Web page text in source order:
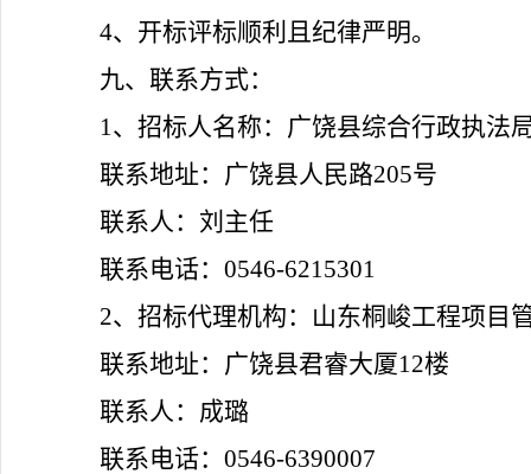
4、 开标评标顺利且纪律严明。
九、联系方式：
1、 招标人名称： 广饶县综合行政执法
联系地址：广饶县人民路205号
联系人： 刘主任
联系电话： 0546-6215301
2、 招标代理机构：山东桐峻工程项目
联系地址：广饶县君睿大厦12楼
联系人：成璐
联系电话： 0546-6390007